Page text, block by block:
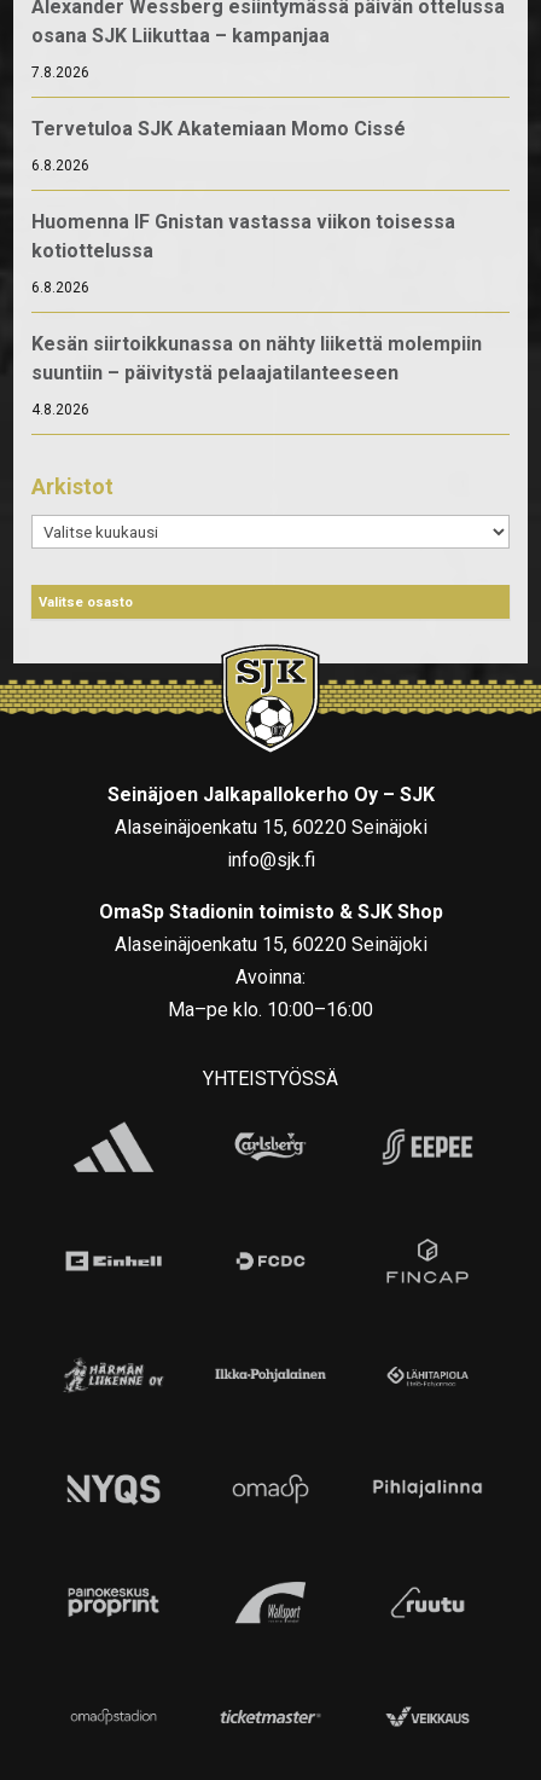
Alexander Wessberg esiintymässä päivän ottelussa
osana SJK Liikuttaa – kampanjaa
7.8.2026
Tervetuloa SJK Akatemiaan Momo Cissé
6.8.2026
Huomenna IF Gnistan vastassa viikon toisessa
kotiottelussa
6.8.2026
Kesän siirtoikkunassa on nähty liikettä molempiin
suuntiin – päivitystä pelaajatilanteeseen
4.8.2026
Arkistot
Arkistot
Seinäjoen Jalkapallokerho Oy – SJK
Alaseinäjoenkatu 15, 60220 Seinäjoki
info@sjk.fi
OmaSp Stadionin toimisto & SJK Shop
Alaseinäjoenkatu 15, 60220 Seinäjoki
Avoinna:
Ma–pe klo. 10:00–16:00
YHTEISTYÖSSÄ